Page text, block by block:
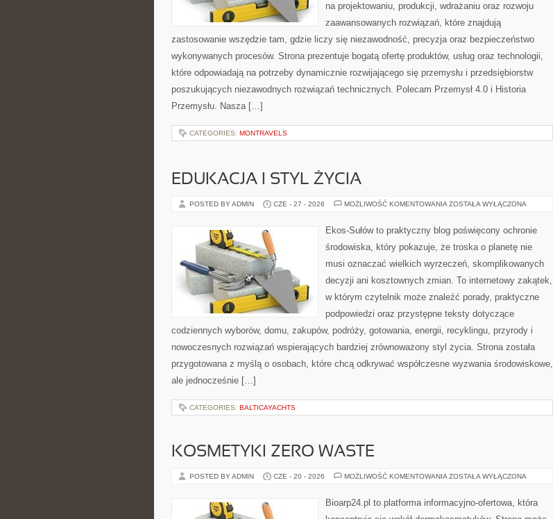
na projektowaniu, produkcji, wdrażaniu oraz rozwoju
zaawansowanych rozwiązań, które znajdują
zastosowanie wszędzie tam, gdzie liczy się niezawodność, precyzja oraz bezpieczeństwo
wykonywanych procesów. Strona prezentuje bogatą ofertę produktów, usług oraz technologii,
które odpowiadają na potrzeby dynamicznie rozwijającego się przemysłu i przedsiębiorstw
poszukujących niezawodnych rozwiązań technicznych. Polecam Przemysł 4.0 i Historia
Przemysłu. Nasza […]
CATEGORIES: MONTRAVELS
EDUKACJA I STYL ŻYCIA
POSTED BY ADMIN CZE - 27 - 2026 MOŻLIWOŚĆ KOMENTOWANIA EDUKACJA
ŻYCIA
ZOSTAŁA WYŁĄCZONA
Ekos-Sułów to praktyczny blog poświęcony ochronie
środowiska, który pokazuje, że troska o planetę nie
musi oznaczać wielkich wyrzeczeń, skomplikowanych
decyzji ani kosztownych zmian. To internetowy zakątek,
w którym czytelnik może znaleźć porady, praktyczne
podpowiedzi oraz przystępne teksty dotyczące
codziennych wyborów, domu, zakupów, podróży, gotowania, energii, recyklingu, przyrody i
nowoczesnych rozwiązań wspierających bardziej zrównoważony styl życia. Strona została
przygotowana z myślą o osobach, które chcą odkrywać współczesne wyzwania środowiskowe,
ale jednocześnie […]
CATEGORIES: BALTICAYACHTS
KOSMETYKI ZERO WASTE
POSTED BY ADMIN CZE - 20 - 2026 MOŻLIWOŚĆ KOMENTOWANIA KOSMETYKI
ZOSTAŁA WYŁĄCZONA
Bioarp24.pl to platforma informacyjno-ofertowa, która